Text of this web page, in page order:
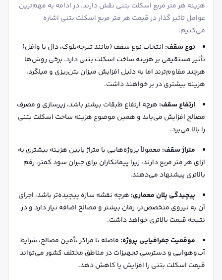
هزینه هر متر مربع اسکلت بتنی نقش دارند. در ادامه به مهم‌ترین
عوامل تاثیر گذار در قیمت هر متر مربع اسکلت بتنی اشاره
می‌کنیم:
نوع سقف: انتخاب نوع سقف (مانند تیرچه‌بلوک، دال یا وافل)
تأثیر مستقیمی بر هزینه ساخت اسکلت بتنی دارد. برخی روش‌ها
هرچند مقاوم‌ترند اما به دلیل افزایش میزان بتن‌ریزی و میلگرد،
هزینه بیشتری در بر خواهند داشت.
ارتفاع سقف: هرچه ارتفاع طبقات بیشتر باشد، زیرسازی و مصرف
مصالح افزایش می‌یابد و همین موضوع هزینه ساخت اسکلت بتنی
را بالا می‌برد.
متراژ سقف: معمولاً پروژه‌هایی با متراژ پایین هزینه بیشتری به
ازای هر متر مربع دارند، زیرا پیمانکاران برای جبران سود کمتر، رقم
بالاتری پیشنهاد می‌دهند.
پیچیدگی پلان معماری: هرچه نقشه سازه پیچیده‌تر باشد، اجرای
آن به نیروی متخصص‌تر، زمان بیشتر و مصالح اضافه نیاز دارد و در
نتیجه قیمت بالاتری خواهد داشت.
موقعیت جغرافیایی پروژه: فاصله تا مراکز تأمین مصالح، شرایط
آب‌وهوایی و دسترسی تجهیزات در مناطق مختلف کشور می‌تواند
قیمت اسکلت بتنی را افزایش یا کاهش دهد.